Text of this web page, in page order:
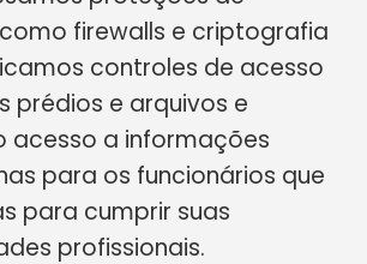
firewalls e criptografia
controles de acesso
prédios e arquivos e
acesso a informações
para os funcionários que
para cumprir suas
profissionais.